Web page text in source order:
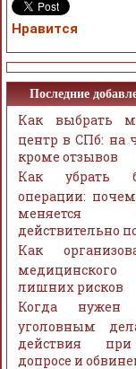
Нравится
Последние
Как выбрать
центр в СПб: на
кроме отзывов
Как убрать
операции:
действительно
Как
медицинского
лишних рисков
Когда
уголовным
действия при
допросе и